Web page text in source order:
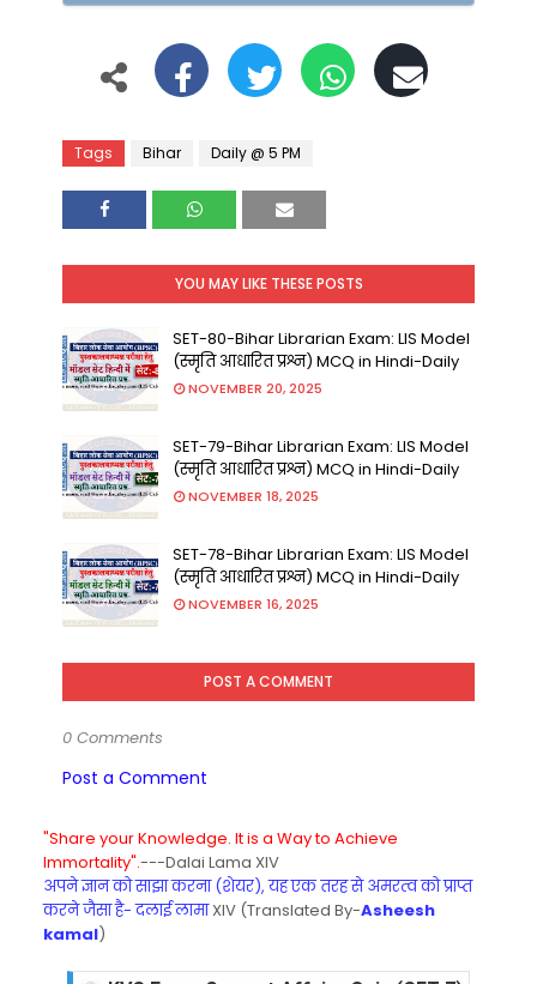
Tags Bihar Daily @ 5 PM
YOU MAY LIKE THESE POSTS
SET-80-Bihar Librarian Exam: LIS Model
(स्मृति आधारित प्रश्न) MCQ in Hindi-Daily
NOVEMBER 20, 2025
SET-79-Bihar Librarian Exam: LIS Model
(स्मृति आधारित प्रश्न) MCQ in Hindi-Daily
NOVEMBER 18, 2025
SET-78-Bihar Librarian Exam: LIS Model
(स्मृति आधारित प्रश्न) MCQ in Hindi-Daily
NOVEMBER 16, 2025
POST A COMMENT
0 Comments
Post a Comment
"Share your Knowledge. It is a Way to Achieve
Immortality".---Dalai Lama XIV
अपने ज्ञान को साझा करना (शेयर), यह एक तरह से अमरत्व को प्राप्त
करने जैसा है- दलाई लामाXIV (Translated By-Asheesh
kamal)